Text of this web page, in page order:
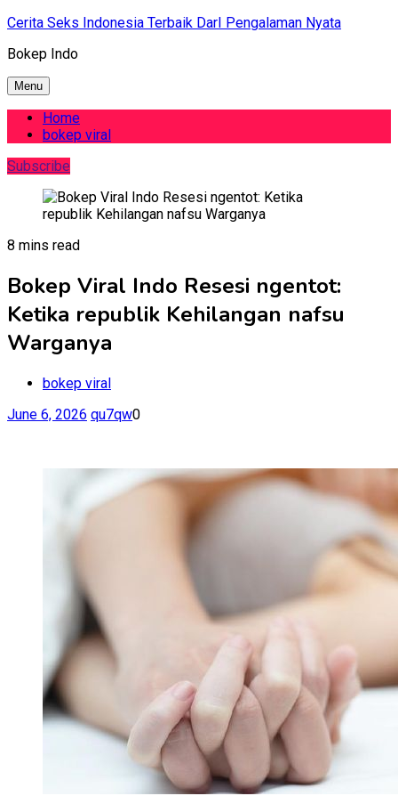
Skip
content
Cerita Seks Indonesia Terbaik DarI Pengalaman Nyata
Bokep Indo
Menu
Home
bokep viral
Subscribe
8 mins read
Bokep Viral Indo Resesi ngentot:
Ketika republik Kehilangan nafsu
Warganya
bokep viral
June 6, 2026 qu7qw0